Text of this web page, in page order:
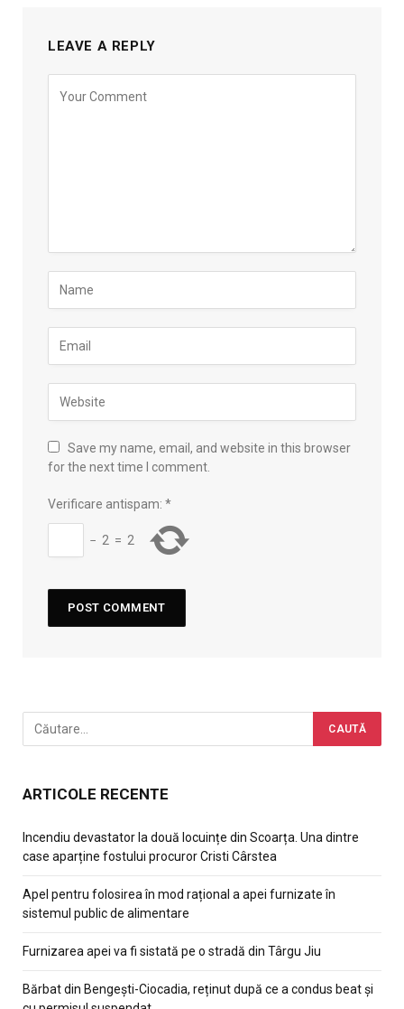
LEAVE A REPLY
Save my name, email, and website in this browser
for the next time I comment.
Verificare antispam: *
− 2 = 2
ARTICOLE RECENTE
Incendiu devastator la două locuințe din Scoarța. Una dintre
case aparține fostului procuror Cristi Cârstea
Apel pentru folosirea în mod rațional a apei furnizate în
sistemul public de alimentare
Furnizarea apei va fi sistată pe o stradă din Târgu Jiu
Bărbat din Bengești-Ciocadia, reținut după ce a condus beat și